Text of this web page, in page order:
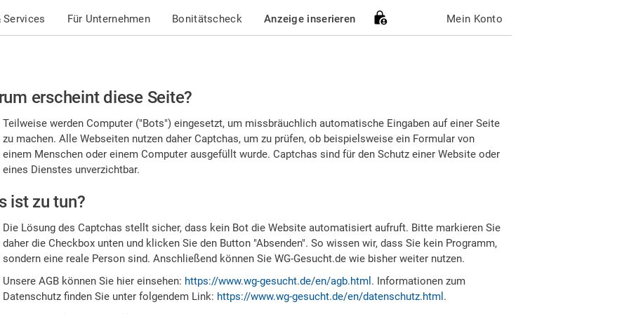
Services Für Unternehmen Bonitätscheck Anzeige inserieren Mein Konto
erscheint diese Seite?
Teilweise werden Computer ("Bots") eingesetzt, um missbräuchlich automatische Eingaben auf einer Seite
zu machen. Alle Webseiten nutzen daher Captchas, um zu prüfen, ob beispielsweise ein Formular von
einem Menschen oder einem Computer ausgefüllt wurde. Captchas sind für den Schutz einer Website oder
eines Dienstes unverzichtbar.
ist zu tun?
Die Lösung des Captchas stellt sicher, dass kein Bot die Website automatisiert aufruft. Bitte markieren Sie
daher die Checkbox unten und klicken Sie den Button "Absenden". So wissen wir, dass Sie kein Programm,
sondern eine reale Person sind. Anschließend können Sie WG-Gesucht.de wie bisher weiter nutzen.
Unsere AGB können Sie hier einsehen: https://www.wg-gesucht.de/en/agb.html . Informationen zum
Datenschutz finden Sie unter folgendem Link: https://www.wg-gesucht.de/en/datenschutz.html .